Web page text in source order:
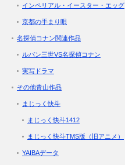
インペリアル・イースター・エッグ
京都の手まり唄
名探偵コナン関連作品
ルパン三世VS名探偵コナン
実写ドラマ
その他青山作品
まじっく快斗
まじっく快斗1412
まじっく快斗TMS版（旧アニメ）
YAIBAデータ